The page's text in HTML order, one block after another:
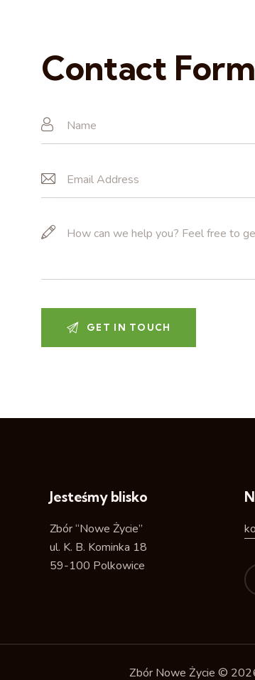
Contact Form
Jesteśmy blisko
Zbór “Nowe Życie”
ul. K. B. Kominka 18
59-100 Polkowice
Zbór Nowe Życie ©